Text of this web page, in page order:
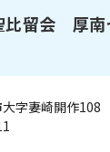
留会 厚南
字妻崎開作108